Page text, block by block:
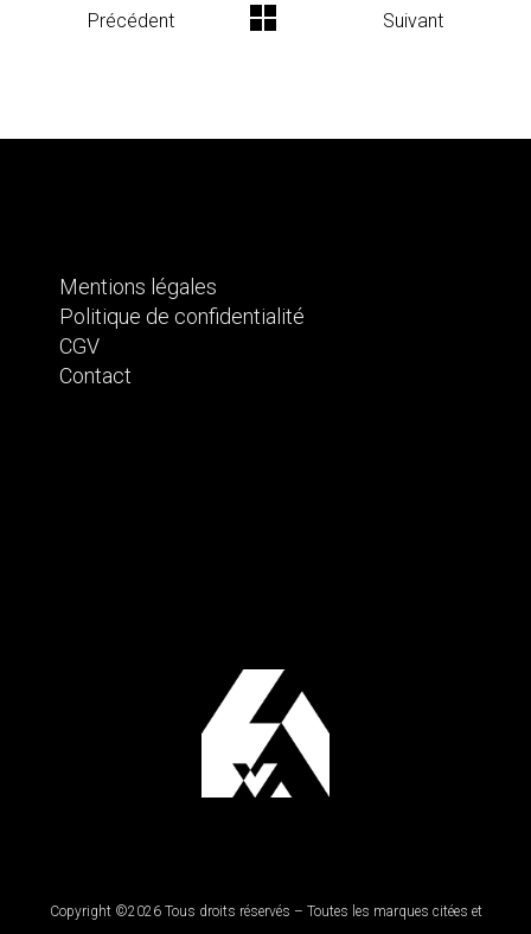
Précédent Suivant
Mentions légales
Politique de confidentialité
CGV
Contact
Copyright ©2026 Tous droits réservés – Toutes les marques citées et